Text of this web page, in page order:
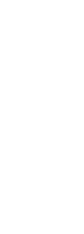
であった！
行りもんじゃなくて
なお刺身。
してやー。